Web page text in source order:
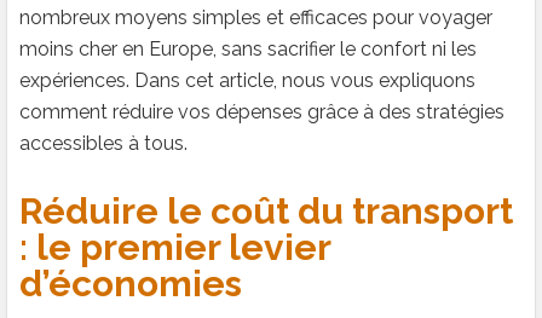
nombreux moyens simples et efficaces pour voyager
moins cher en Europe, sans sacrifier le confort ni les
expériences. Dans cet article, nous vous expliquons
comment réduire vos dépenses grâce à des stratégies
accessibles à tous.
Réduire le coût du transport
: le premier levier
d’économies